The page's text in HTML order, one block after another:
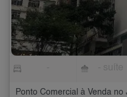
Ponto Comercial à Venda no